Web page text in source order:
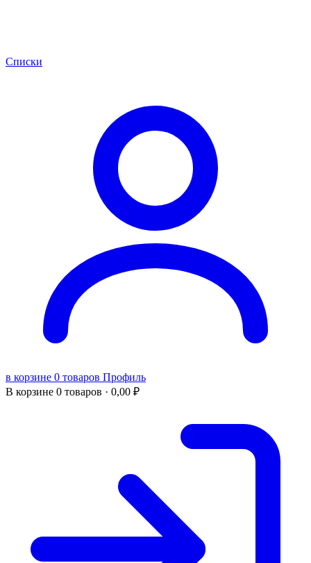
Списки
в корзине 0 товаров Профиль
В корзине 0 товаров · 0,00 ₽